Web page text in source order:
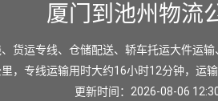
厦门到池州物流
货运专线、仓储配送、轿车托运大件运
，专线运输用时大约16小时12分钟，运
更新时间：2026-08-06